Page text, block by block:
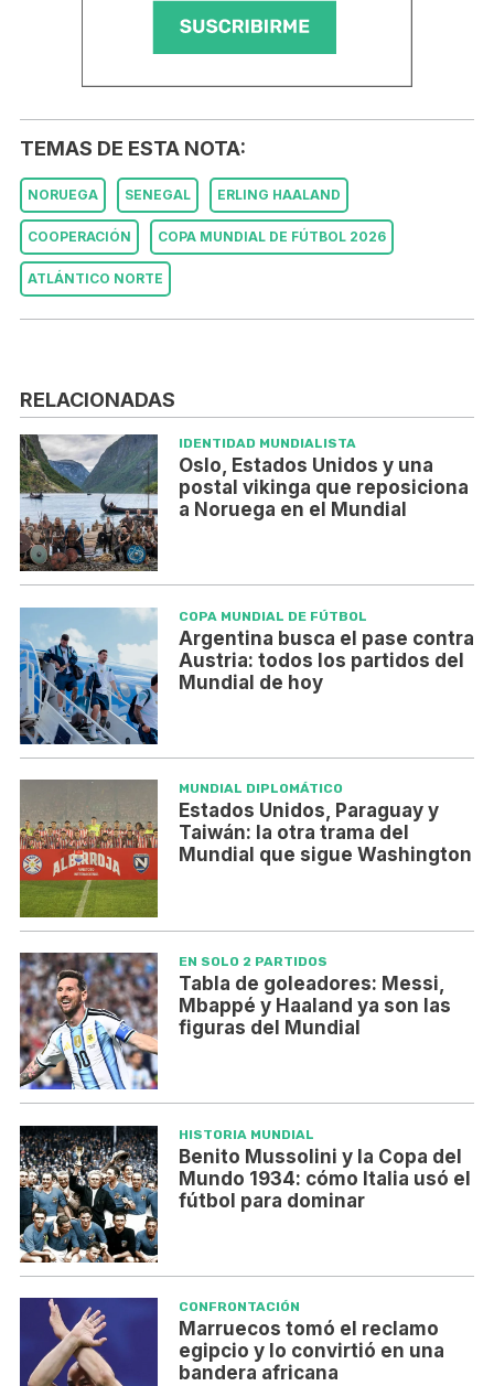
TEMAS DE ESTA NOTA:
NORUEGA SENEGAL ERLING HAALAND
COOPERACIÓN COPA MUNDIAL DE FÚTBOL 2026
ATLÁNTICO NORTE
RELACIONADAS
IDENTIDAD MUNDIALISTA
Oslo, Estados Unidos y una
postal vikinga que reposiciona
a Noruega en el Mundial
COPA MUNDIAL DE FÚTBOL
Argentina busca el pase contra
Austria: todos los partidos del
Mundial de hoy
MUNDIAL DIPLOMÁTICO
Estados Unidos, Paraguay y
Taiwán: la otra trama del
Mundial que sigue Washington
EN SOLO 2 PARTIDOS
Tabla de goleadores: Messi,
Mbappé y Haaland ya son las
figuras del Mundial
HISTORIA MUNDIAL
Benito Mussolini y la Copa del
Mundo 1934: cómo Italia usó el
fútbol para dominar
CONFRONTACIÓN
Marruecos tomó el reclamo
egipcio y lo convirtió en una
bandera africana